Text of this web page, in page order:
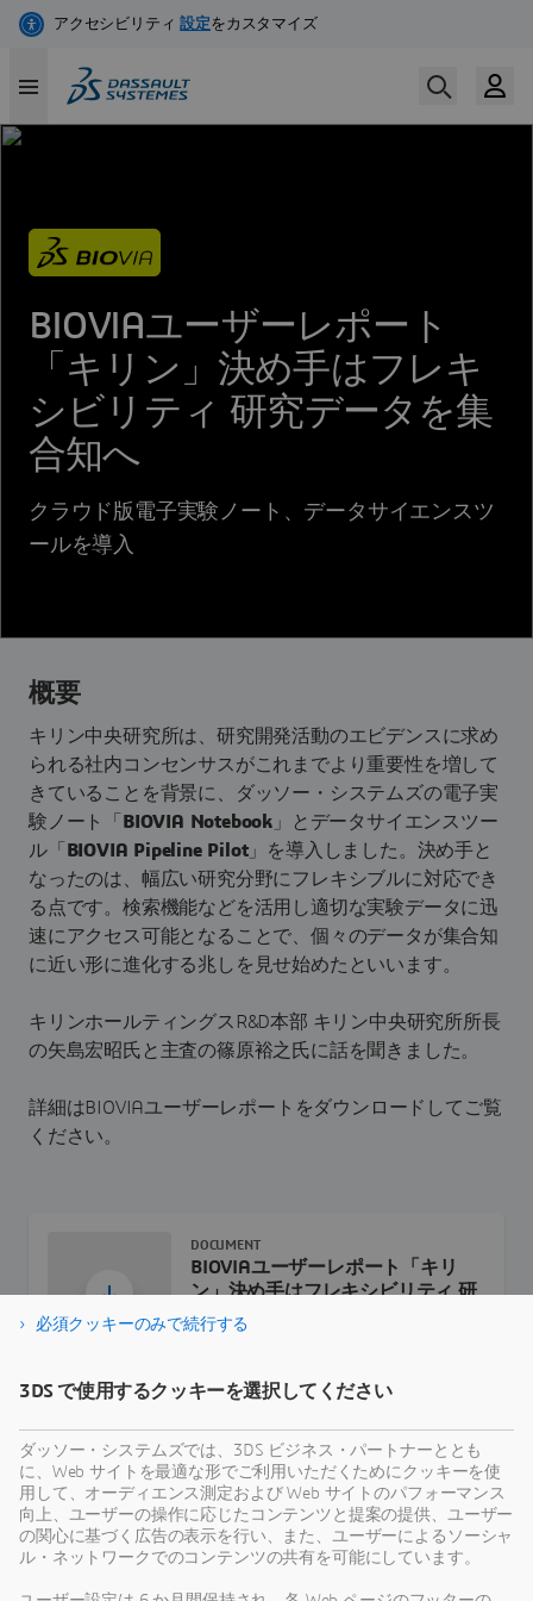
ン
BIOVIAユーザーレポート
「キリン」決め手はフレキ
シビリティ 研究データを集
合知へ
クラウド版電子実験ノート、データサイエンスツ
ールを導入
概要
キリン中央研究所は、研究開発活動のエビデンスに求め
られる社内コンセンサスがこれまでより重要性を増して
きていることを背景に、ダッソー・システムズの電子実
験ノート「
BIOVIA Notebook 」とデータサイエンスツー
ル「
BIOVIA Pipeline Pilot」を導入しました。決め手と
なったのは、幅広い研究分野にフレキシブルに対応でき
る点です。検索機能などを活用し適切な実験データに迅
速にアクセス可能となることで、個々のデータが集合知
に近い形に進化する兆しを見せ始めたといいます。
キリンホールティングスR&D本部 キリン中央研究所所長
の矢島宏昭氏と主査の篠原裕之氏に話を聞きました。
詳細はBIOVIAユーザーレポートをダウンロードしてご覧
ください。
BIOVIAユーザーレポート「キリ
ン」決め手はフレキシビリティ 研
究データを集合知へ
DOCUMENT
PDF Document · 4.4Mb
必須クッキーのみで続行する
3DS で使用するクッキーを選択してください
ダッソー・システムズでは、3DS ビジネス・パートナーととも
に、Web サイトを最適な形でご利用いただくためにクッキーを使
用して、オーディエンス測定および Web サイトのパフォーマンス
向上、ユーザーの操作に応じたコンテンツと提案の提供、ユーザー
の関心に基づく広告の表示を行い、また、ユーザーによるソーシャ
ル・ネットワークでのコンテンツの共有を可能にしています。